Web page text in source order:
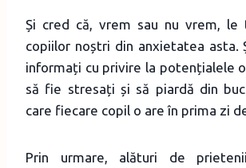
Și cred că, vrem sau nu vrem, le
copiilor noștri din anxietatea asta.
informați cu privire la potențialele
să fie stresați și să piardă din
care fiecare copil o are în prima zi
Prin urmare, alături de